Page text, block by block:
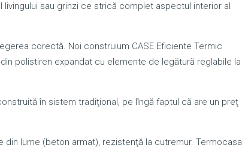
sau grinzi ce strică complet aspectul interior al
corectă. Noi construium CASE Eficiente Termic
polistiren expandat cu elemente de legătură reglabile la
în sistem tradiţional, pe lîngă faptul că are un preţ
lume (beton armat), rezistenţă la cutremur. Termocasa